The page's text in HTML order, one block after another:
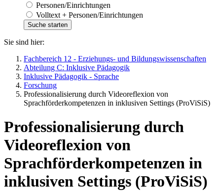
Personen/Einrichtungen
Volltext + Personen/Einrichtungen
Sie sind hier:
Fachbereich 12 - Erziehungs- und Bildungswissenschaften
Abteilung C: Inklusive Pädagogik
Inklusive Pädagogik - Sprache
Forschung
Professionalisierung durch Videoreflexion von
Sprachförderkompetenzen in inklusiven Settings (ProViSiS)
Professionalisierung durch
Videoreflexion von
Sprachförderkompetenzen in
inklusiven Settings (ProViSiS)